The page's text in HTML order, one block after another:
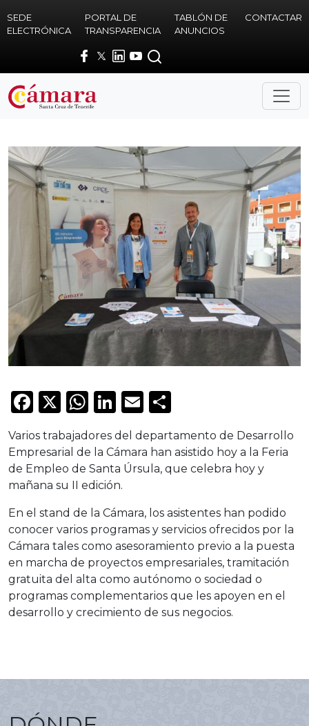
SEDE
ELECTRÓNICA
PORTAL DE
TRANSPARENCIA
TABLÓN DE
ANUNCIOS
CONTACTAR
Facebook
X WhatsApp
LinkedIn
Email
Varios trabajadores del departamento de Desarrollo
Empresarial de la Cámara han asistido hoy a la Feria
de Empleo de Santa Úrsula, que celebra hoy y
mañana su II edición.
En el stand de la Cámara, los asistentes han podido
conocer varios programas y servicios ofrecidos por la
Cámara tales como asesoramiento previo a la puesta
en marcha de proyectos empresariales, tramitación
gratuita del alta como autónomo o sociedad o
programas complementarios que les apoyen en el
desarrollo y crecimiento de sus negocios.